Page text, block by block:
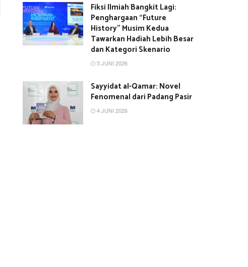
Fiksi Ilmiah Bangkit Lagi:
Penghargaan “Future
History” Musim Kedua
Tawarkan Hadiah Lebih Besar
dan Kategori Skenario
5 JUNI 2026
Sayyidat al-Qamar: Novel
Fenomenal dari Padang Pasir
4 JUNI 2026